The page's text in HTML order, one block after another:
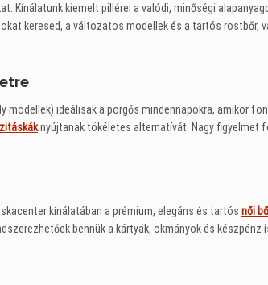
Kínálatunk kiemelt pillérei a valódi, minőségi
keresed, a változatos modellek és a tartós
modellek) ideálisak a pörgős mindennapokra, amikor
nyújtanak tökéletes alternatívát. Nagy figyelmet
kínálatában a prémium, elegáns és tartós női
bennük a kártyák, okmányok és